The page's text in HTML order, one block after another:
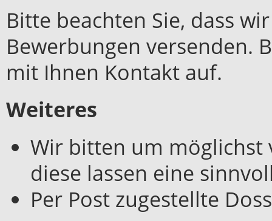
Bitte beachten Sie, dass
Bewerbungen versenden.
mit Ihnen Kontakt auf.
Weiteres
Wir bitten um möglichst
diese lassen eine
Per Post zugestellte